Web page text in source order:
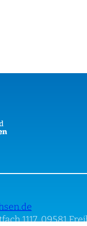
1117, 09581